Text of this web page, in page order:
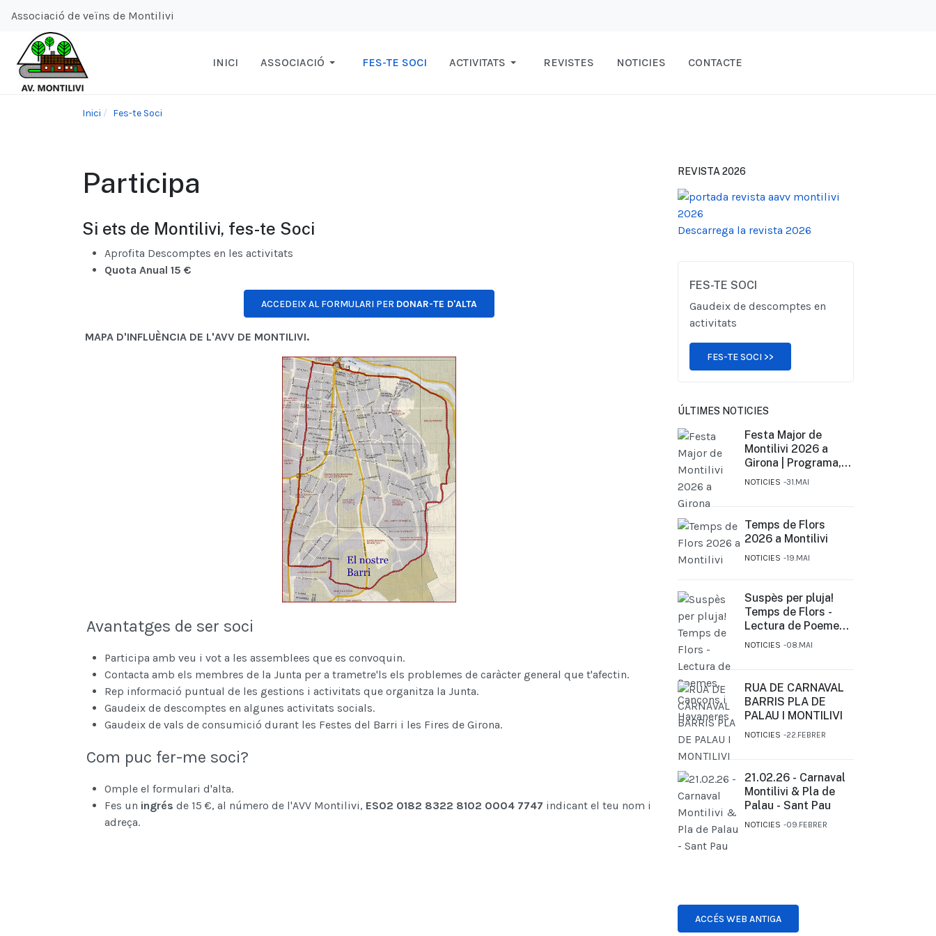
Associació de veïns de Montilivi
INICI ASSOCIACIÓ FES-TE SOCI ACTIVITATS REVISTES NOTICIES CONTACTE
Inici Fes-te Soci
Participa
Si ets de Montilivi, fes-te Soci
Aprofita Descomptes en les activitats
Quota Anual 15 €
ACCEDEIX AL FORMULARI PER DONAR-TE D'ALTA
MAPA D'INFLUÈNCIA DE L'AVV DE MONTILIVI.
Avantatges de ser soci
Participa amb veu i vot a les assemblees que es convoquin.
Contacta amb els membres de la Junta per a trametre'ls els problemes de caràcter general que t'afectin.
Rep informació puntual de les gestions i activitats que organitza la Junta.
Gaudeix de descomptes en algunes activitats socials.
Gaudeix de vals de consumició durant les Festes del Barri i les Fires de Girona.
Com puc fer-me soci?
Omple el formulari d'alta.
Fes un ingrés de 15 €, al número de l'AVV Montilivi, ES02 0182 8322 8102 0004 7747 indicant el teu nom i
adreça.
REVISTA 2026
Descarrega la revista 2026
FES-TE SOCI
Gaudeix de descomptes en
activitats
FES-TE SOCI >>
ÚLTIMES NOTICIES
Festa Major de
Montilivi 2026 a
Girona | Programa,
activitats i concerts
NOTICIES 31.MAI
Temps de Flors
2026 a Montilivi
NOTICIES 19.MAI
Suspès per pluja!
Temps de Flors -
Lectura de Poemes,
Cançons i Havaneres
NOTICIES 08.MAI
RUA DE CARNAVAL
BARRIS PLA DE
PALAU I MONTILIVI
NOTICIES 22.FEBRER
21.02.26 - Carnaval
Montilivi & Pla de
Palau - Sant Pau
NOTICIES 09.FEBRER
ACCÉS WEB ANTIGA